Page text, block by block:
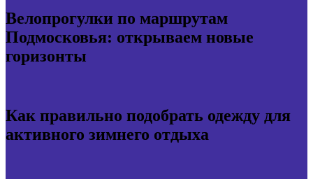
Велопрогулки по маршрутам
Подмосковья: открываем новые
горизонты
Как правильно подобрать одежду для
активного зимнего отдыха